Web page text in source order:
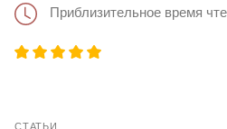
Приблизительное время
СТАТЬИ